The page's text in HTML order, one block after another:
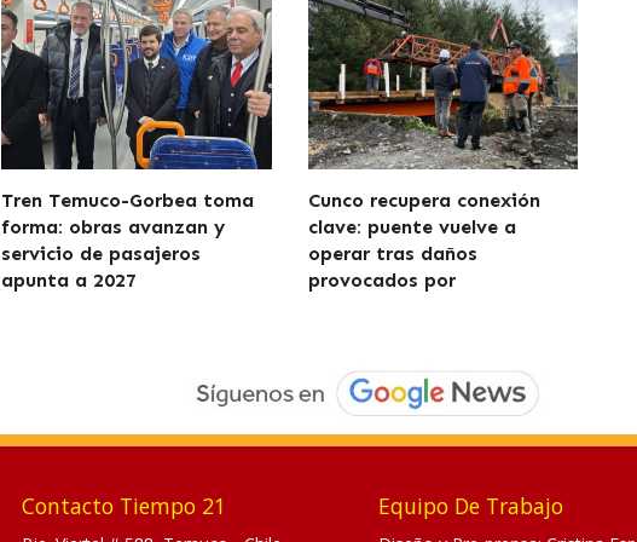
Tren Temuco-Gorbea toma
forma: obras avanzan y
servicio de pasajeros
apunta a 2027
Cunco recupera conexión
clave: puente vuelve a
operar tras daños
provocados por
Contacto Tiempo 21 Equipo De Trabajo